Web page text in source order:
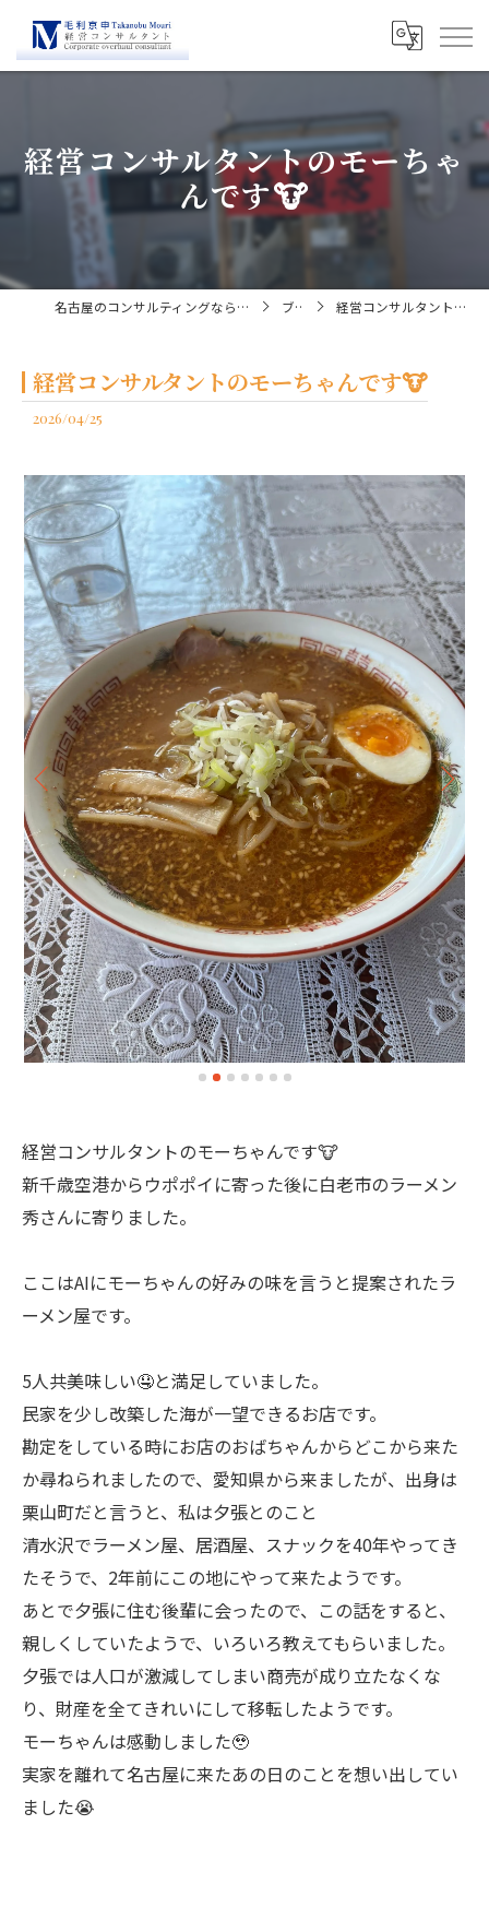
経営コンサルタントのモーちゃ
んです🐮
名古屋のコンサルティングなら経営コンサルタント毛利京申 ブログ 経営コンサルタントのモーちゃんです🐮
経営コンサルタントのモーちゃんです🐮
2026/04/25
経営コンサルタントのモーちゃんです🐮
新千歳空港からウポポイに寄った後に白老市のラーメン
秀さんに寄りました。
ここはAIにモーちゃんの好みの味を言うと提案されたラ
ーメン屋です。
5人共美味しい🤤と満足していました。
民家を少し改築した海が一望できるお店です。
勘定をしている時にお店のおばちゃんからどこから来た
か尋ねられましたので、愛知県から来ましたが、出身は
栗山町だと言うと、私は夕張とのこと
清水沢でラーメン屋、居酒屋、スナックを40年やってき
たそうで、2年前にこの地にやって来たようです。
あとで夕張に住む後輩に会ったので、この話をすると、
親しくしていたようで、いろいろ教えてもらいました。
夕張では人口が激減してしまい商売が成り立たなくな
り、財産を全てきれいにして移転したようです。
モーちゃんは感動しました🥹
実家を離れて名古屋に来たあの日のことを想い出してい
ました😭